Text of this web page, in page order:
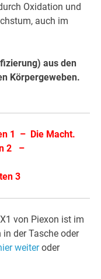
Oxidation und
auch im
aus den
Körpergeweben.
1 – Die Macht.
2–
3
von Piexon ist im
der Tasche oder
weiteroder